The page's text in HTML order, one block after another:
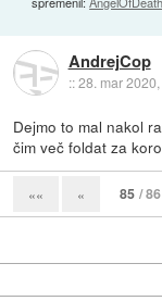
AndrejCop
::28. mar
Dejmo to mal nakol
čim več foldat za
«« « 85 / 86